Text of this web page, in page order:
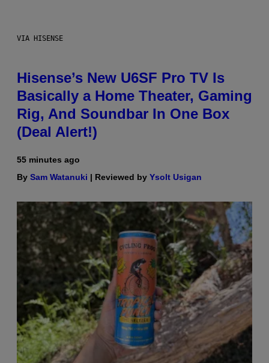
VIA HISENSE
Hisense’s New U6SF Pro TV Is
Basically a Home Theater, Gaming
Rig, And Soundbar In One Box
(Deal Alert!)
55 minutes ago
By Sam Watanuki | Reviewed by Ysolt Usigan